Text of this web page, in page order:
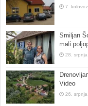
7.
Smiljan
mali
28. srpnja
Video
26.